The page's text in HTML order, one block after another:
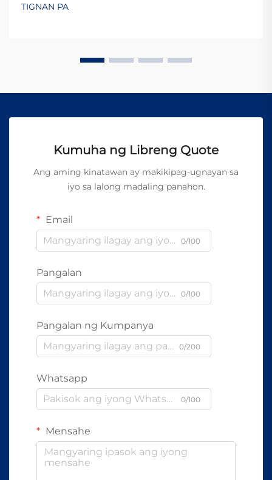
TIGNAN PA
Kumuha ng Libreng Quote
Ang aming kinatawan ay makikipag-ugnayan sa
iyo sa lalong madaling panahon.
Email
0/100
Pangalan
0/100
Pangalan ng Kumpanya
0/200
Whatsapp
0/100
Mensahe